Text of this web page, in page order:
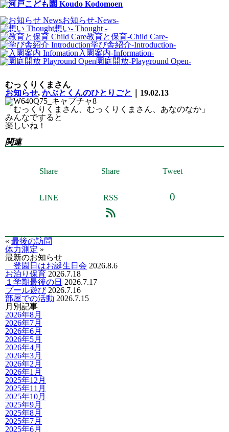
お知らせ-News-
想い- Thought -
教育と保育-Child Care-
学び舎紹介-Introduction-
入園案内-Information-
園庭開放-Playground Open-
むっくりくまさん
お知らせ, かぶとくんのひとりごと
｜19.02.13
「むっくりくまさん、むっくりくまさん、あなのなか」
みんなですると
楽しいね！
関連
Share Share Tweet
LINE RSS 0
« 最後の訪問
体力測定 »
最新のお知らせ
登園日はお誕生日会 2026.8.6
お泊り保育 2026.7.18
１学期最後の日 2026.7.17
プール遊び 2026.7.16
部屋での活動 2026.7.15
月別記事
2026年8月
2026年7月
2026年6月
2026年5月
2026年4月
2026年3月
2026年2月
2026年1月
2025年12月
2025年11月
2025年10月
2025年9月
2025年8月
2025年7月
2025年6月